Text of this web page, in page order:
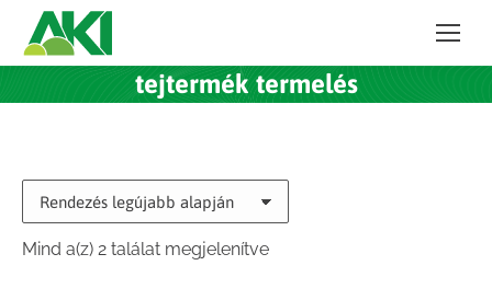
tejtermék termelés
Mind a(z) 2 találat megjelenítveSorted